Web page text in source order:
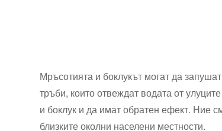
Мръсотията и боклукът могат да
тръби, които отвеждат водата от
и боклук и да имат обратен ефект. Ние
близките околни населени местности.